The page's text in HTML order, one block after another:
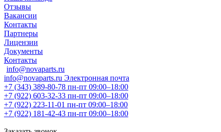
Отзывы
Вакансии
Контакты
Партнеры
Лицензии
Документы
Контакты
info@novaparts.ru
info@novaparts.ru Электронная почта
+7 (343) 389-80-78 пн-пт 09:00–18:00
+7 (922) 603-32-33 пн-пт 09:00–18:00
+7 (922) 223-11-01 пн-пт 09:00–18:00
+7 (922) 181-42-43 пн-пт 09:00–18:00